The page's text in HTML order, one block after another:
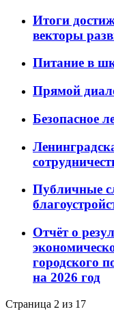
Итоги
векторы
Питание в
Прямой
Безопасное
Публичные
Отчёт о
городского
на 2026 год
Страница 2 из 17